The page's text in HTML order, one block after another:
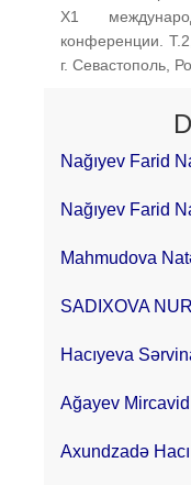
Х1
конференции.
г. Севастополь,
Nağıyev Farid
Nağıyev Farid
Mahmudova
SADIXOVA
Hacıyeva
Ağayev Mircavid
Axundzadə